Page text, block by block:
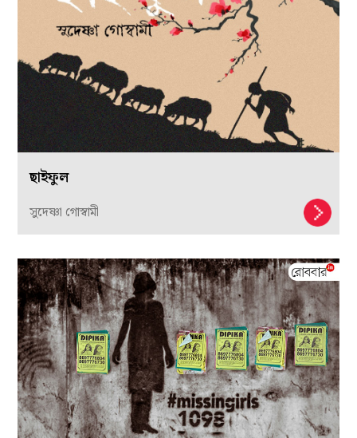
ছাইফুল
সুদেষ্ণা গোস্বামী